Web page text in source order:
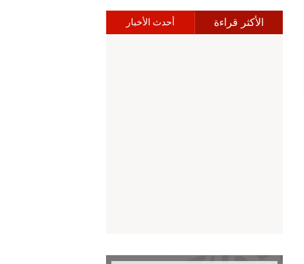
الأكثر قراءة أحدث الأخبار